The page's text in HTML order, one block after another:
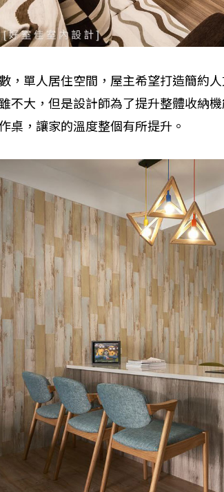
，單人居住空間，屋主希望打造簡約
不大，但是設計師為了提升整體收納
桌，讓家的溫度整個有所提升。